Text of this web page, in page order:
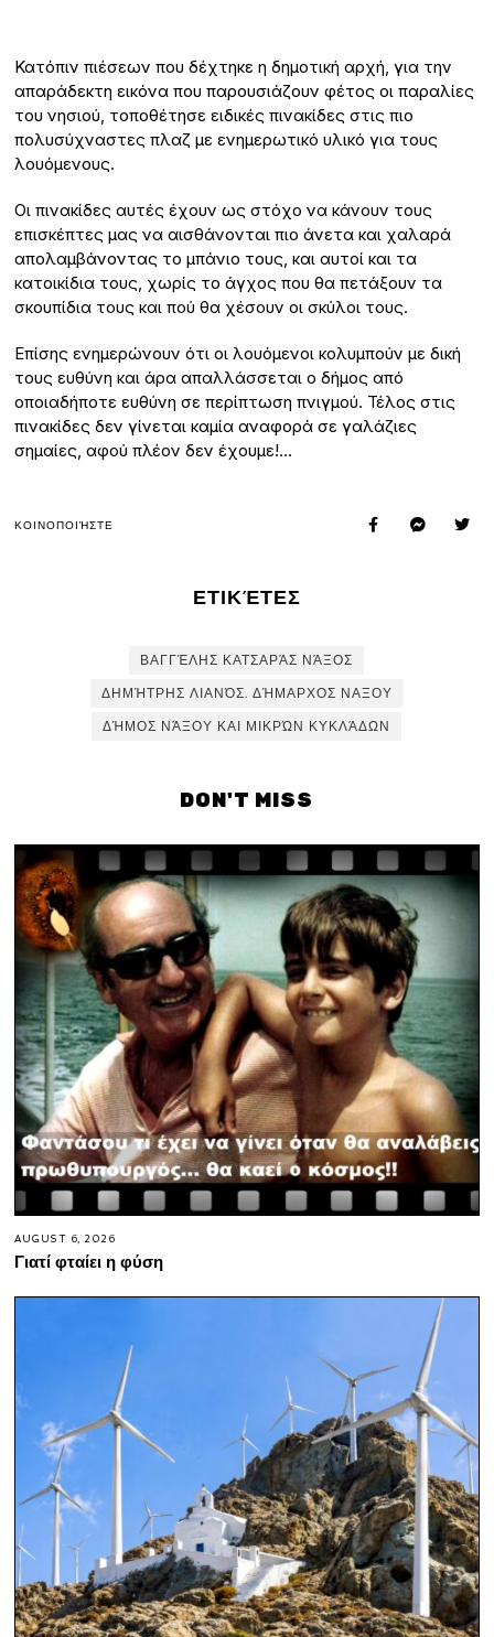
Κατόπιν πιέσεων που δέχτηκε η δημοτική αρχή, για την
απαράδεκτη εικόνα που παρουσιάζουν φέτος οι παραλίες
του νησιού, τοποθέτησε ειδικές πινακίδες στις πιο
πολυσύχναστες πλαζ με ενημερωτικό υλικό για τους
λουόμενους.
Οι πινακίδες αυτές έχουν ως στόχο να κάνουν τους
επισκέπτες μας να αισθάνονται πιο άνετα και χαλαρά
απολαμβάνοντας το μπάνιο τους, και αυτοί και τα
κατοικίδια τους, χωρίς το άγχος που θα πετάξουν τα
σκουπίδια τους και πού θα χέσουν οι σκύλοι τους.
Επίσης ενημερώνουν ότι οι λουόμενοι κολυμπούν με δική
τους ευθύνη και άρα απαλλάσσεται ο δήμος από
οποιαδήποτε ευθύνη σε περίπτωση πνιγμού. Τέλος στις
πινακίδες δεν γίνεται καμία αναφορά σε γαλάζιες
σημαίες, αφού πλέον δεν έχουμε!…
ΚΟΙΝΟΠΟΙΉΣΤΕ
ΕΤΙΚΈΤΕΣ
ΒΑΓΓΈΛΗΣ ΚΑΤΣΑΡΆΣ ΝΆΞΟΣ
ΔΗΜΉΤΡΗΣ ΛΙΑΝΌΣ. ΔΉΜΑΡΧΟΣ ΝΑΞΟΥ
ΔΉΜΟΣ ΝΆΞΟΥ ΚΑΙ ΜΙΚΡΏΝ ΚΥΚΛΆΔΩΝ
DON'T MISS
AUGUST 6, 2026
Γιατί φταίει η φύση